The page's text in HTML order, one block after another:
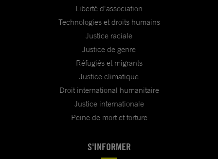
Liberté d'association
Technologies et droits humains
Justice raciale
Justice de genre
Réfugiés et migrants
Justice climatique
Droit international humanitaire
Justice internationale
Peine de mort et torture
S'INFORMER